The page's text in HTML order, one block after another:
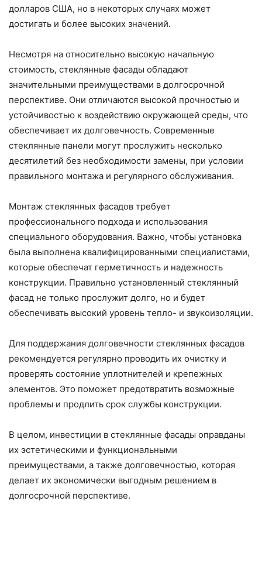
долларов США, но в некоторых случаях может
достигать и более высоких значений.
Несмотря на относительно высокую начальную
стоимость, стеклянные фасады обладают
значительными преимуществами в долгосрочной
перспективе. Они отличаются высокой прочностью и
устойчивостью к воздействию окружающей среды, что
обеспечивает их долговечность. Современные
стеклянные панели могут прослужить несколько
десятилетий без необходимости замены, при условии
правильного монтажа и регулярного обслуживания.
Монтаж стеклянных фасадов требует
профессионального подхода и использования
специального оборудования. Важно, чтобы установка
была выполнена квалифицированными специалистами,
которые обеспечат герметичность и надежность
конструкции. Правильно установленный стеклянный
фасад не только прослужит долго, но и будет
обеспечивать высокий уровень тепло- и звукоизоляции.
Для поддержания долговечности стеклянных фасадов
рекомендуется регулярно проводить их очистку и
проверять состояние уплотнителей и крепежных
элементов. Это поможет предотвратить возможные
проблемы и продлить срок службы конструкции.
В целом, инвестиции в стеклянные фасады оправданы
их эстетическими и функциональными
преимуществами, а также долговечностью, которая
делает их экономически выгодным решением в
долгосрочной перспективе.